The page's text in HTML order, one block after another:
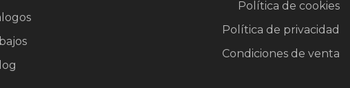
Política de cookies
Política de privacidad
Condiciones de venta